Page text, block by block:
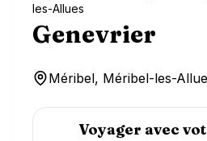
les-Allues
Genevrier
Méribel, Méribel-les-
Voyager avec